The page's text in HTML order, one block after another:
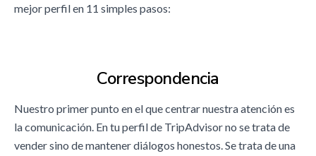
mejor perfil en 11 simples pasos:
Correspondencia
Nuestro primer punto en el que centrar nuestra atención es
la comunicación. En tu perfil de TripAdvisor no se trata de
vender sino de mantener diálogos honestos. Se trata de una